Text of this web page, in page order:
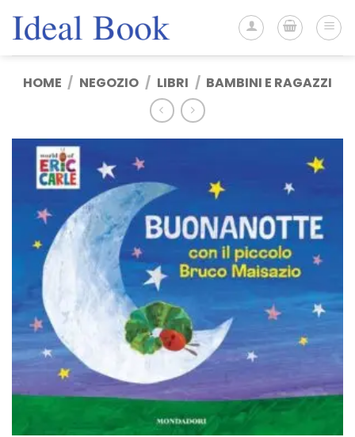
HOME / NEGOZIO / LIBRI / BAMBINI E RAGAZZI